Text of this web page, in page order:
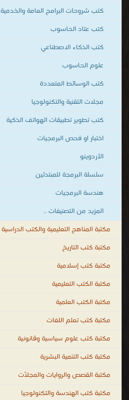
كتب شروحات البرامج العامة والخدمية
كتب عتاد الحاسوب
كتب الذكاء الاصطناعي
علوم الحاسوب
كتب الوسائط المتعددة
مجلات التقنية والتكنولوجيا
كتب تطوير تطبيقات الهواتف الذكية
اختبار او فحص البرمجيات
الأردوينو
سلسلة البرمجة للمبتدئين
هندسة البرمجيات
المزيد من التصنيفات ..
مكتبة المناهج التعليمية والكتب الدراسية
مكتبة كتب التاريخ
مكتبة كتب إسلامية
مكتبة الكتب التعليمية
مكتبة الكتب العلمية
مكتبة كتب تعلم اللغات
مكتبة كتب علوم سياسية وقانونية
مكتبة كتب التنمية البشرية
مكتبة القصص والروايات والمجلّات
مكتبة كتب الهندسة والتكنولوجيا